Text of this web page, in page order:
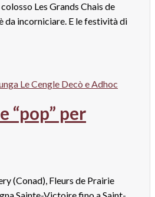
Les Grands Chais de
da incorniciare. E le festività di
“pop” per
(Conad), Fleurs de Prairie